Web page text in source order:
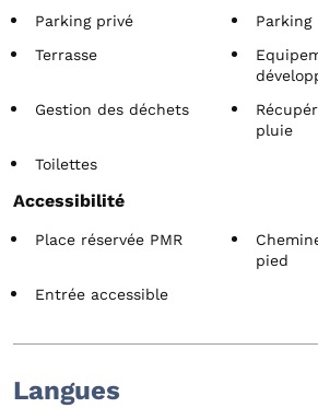
Parking privé
Parking
Terrasse
Gestion des déchets
pluie
Toilettes
Accessibilité
Place réservée PMR
pied
Entrée accessible
Langues